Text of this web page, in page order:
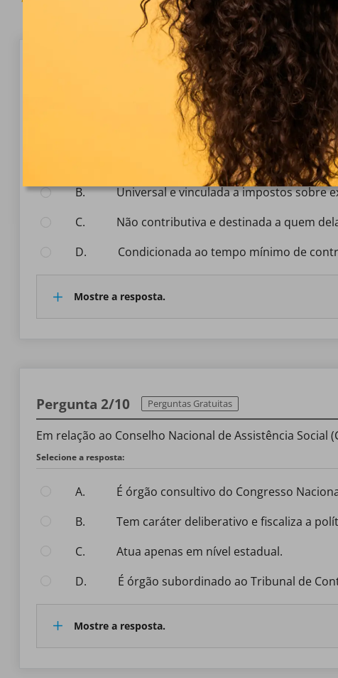
Perguntas Gratuitas
Na organização da seguridade social brasileira, a
contributiva e restrita a trabalhadores
B.
universal e vinculada a impostos sobre
C.
não contributiva e destinada a quem
D.
condicionada ao tempo mínimo de
Mostre a resposta.
Pergunta 2/10 Perguntas Gratuitas
Em relação ao Conselho Nacional de Assistência Social
Selecione a resposta:
A.
É órgão consultivo do Congresso
B.
Tem caráter deliberativo e fiscaliza a
C.
Atua apenas em nível estadual.
D.
É órgão subordinado ao Tribunal de
Mostre a resposta.